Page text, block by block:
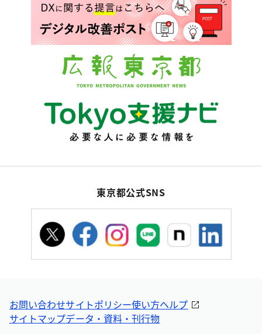
東京都公式SNS
お問い合わせサイトポリシー使い方ヘルプ
サイトマップデータ・資料・刊行物